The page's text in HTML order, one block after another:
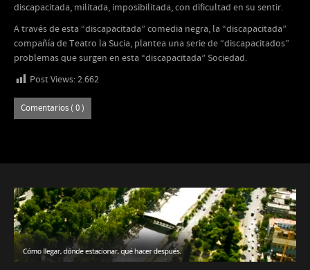
discapacitada, militada, imposibilitada, con dificultad en su sentir.
A través de esta “discapacitada” comedia negra, la “discapacitada”
compañía de Teatro la Sucia, plantea una serie de “discapacitados”
problemas que surgen en esta “discapacitada” Sociedad.
Post Views:2.662
Comentarios ( 0 )